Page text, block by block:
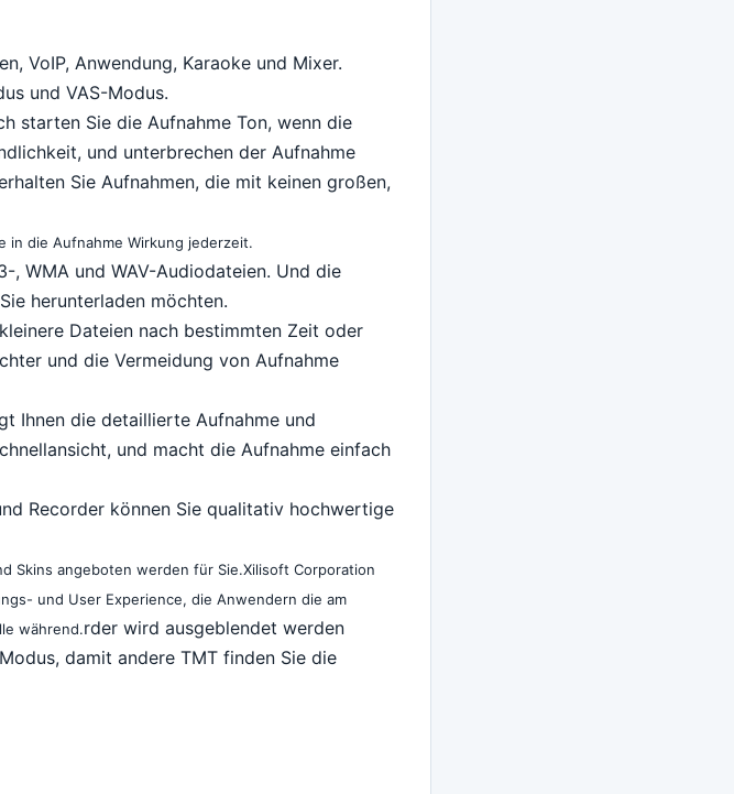
VoIP, Anwendung, Karaoke und Mixer.
und VAS-Modus.
starten Sie die Aufnahme Ton, wenn die
und unterbrechen der Aufnahme
Sie Aufnahmen, die mit keinen großen,
in die Aufnahme Wirkung jederzeit.
, WMA und WAV-Audiodateien. Und die
herunterladen möchten.
Dateien nach bestimmten Zeit oder
und die Vermeidung von Aufnahme
Ihnen die detaillierte Aufnahme und
und macht die Aufnahme einfach
Recorder können Sie qualitativ hochwertige
Skins angeboten werden für Sie.Xilisoft Corporation
und User Experience, die Anwendern die am
während.rder wird ausgeblendet werden
damit andere TMT finden Sie die